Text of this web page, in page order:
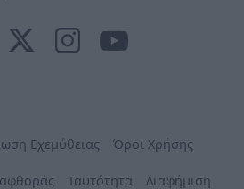
Εχεμύθειας Όροι Χρήσης
Ταυτότητα Διαφήμιση